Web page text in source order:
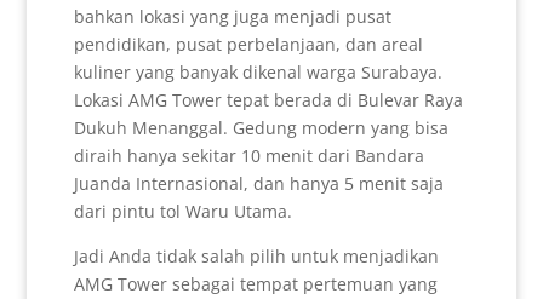
bahkan lokasi yang juga menjadi pusat
pendidikan, pusat perbelanjaan, dan areal
kuliner yang banyak dikenal warga Surabaya.
Lokasi AMG Tower tepat berada di Bulevar Raya
Dukuh Menanggal. Gedung modern yang bisa
diraih hanya sekitar 10 menit dari Bandara
Juanda Internasional, dan hanya 5 menit saja
dari pintu tol Waru Utama.
Jadi Anda tidak salah pilih untuk menjadikan
AMG Tower sebagai tempat pertemuan yang